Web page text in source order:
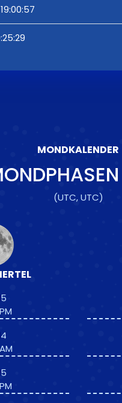
MONDKALENDER
(UTC, UTC)